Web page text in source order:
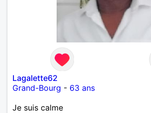
Lagalette62
Grand-Bourg - 63 ans
Je suis calme